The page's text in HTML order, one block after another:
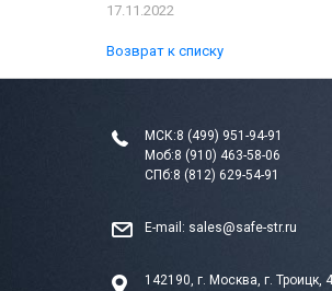
17.11.2022
Возврат к списку
МСК:8 (499) 951-94-91
Моб:8 (910) 463-58-06
СПб:8 (812) 629-54-91
E-mail: sales@safe-str.ru
142190, г. Москва, г. Троицк,